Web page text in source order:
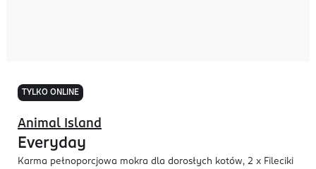
TYLKO ONLINE
Animal Island
Everyday
Karma pełnoporcjowa mokra dla dorosłych kotów, 2 x Fileciki